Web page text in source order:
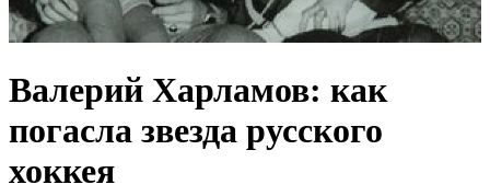
Валерий Харламов: как
погасла звезда русского
хоккея